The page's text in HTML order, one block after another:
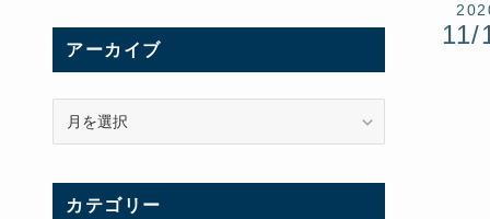
11/
アーカイブ
ー
イ
ブカテゴリー